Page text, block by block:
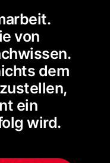
von
dem
ein
wird.